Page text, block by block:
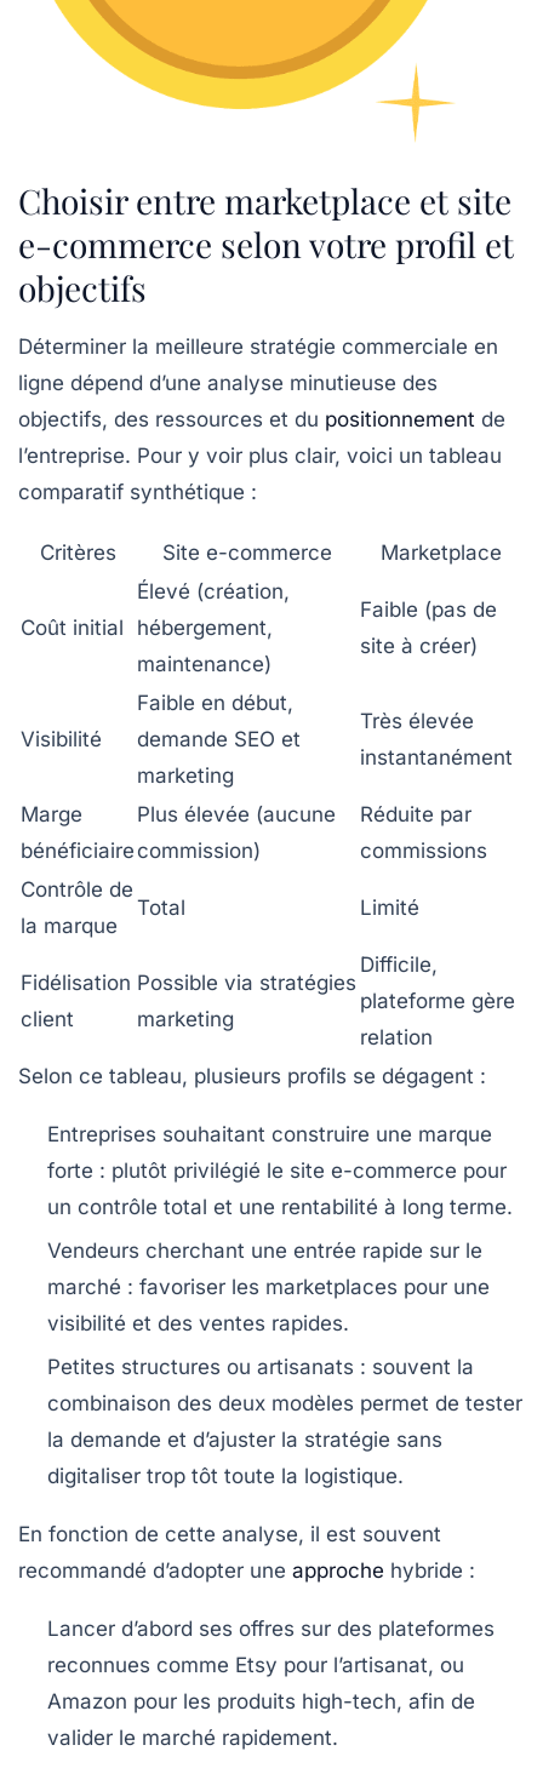
Choisir entre marketplace et site
e-commerce selon votre profil et
objectifs
Déterminer la meilleure stratégie commerciale en
ligne dépend d’une analyse minutieuse des
objectifs, des ressources et du positionnement de
l’entreprise. Pour y voir plus clair, voici un tableau
comparatif synthétique :
Critères Site e-commerce Marketplace
Coût initial
Élevé (création,
hébergement,
maintenance)
Faible (pas de
site à créer)
Visibilité
Faible en début,
demande SEO et
marketing
Très élevée
instantanément
Marge
bénéficiaire
Plus élevée (aucune
commission)
Réduite par
commissions
Contrôle de
la marque
Total Limité
Fidélisation
client
Possible via stratégies
marketing
Difficile,
plateforme gère
relation
Selon ce tableau, plusieurs profils se dégagent :
Entreprises souhaitant construire une marque
forte : plutôt privilégié le site e-commerce pour
un contrôle total et une rentabilité à long terme.
Vendeurs cherchant une entrée rapide sur le
marché : favoriser les marketplaces pour une
visibilité et des ventes rapides.
Petites structures ou artisanats : souvent la
combinaison des deux modèles permet de tester
la demande et d’ajuster la stratégie sans
digitaliser trop tôt toute la logistique.
En fonction de cette analyse, il est souvent
recommandé d’adopter une approche hybride :
Lancer d’abord ses offres sur des plateformes
reconnues comme Etsy pour l’artisanat, ou
Amazon pour les produits high-tech, afin de
valider le marché rapidement.